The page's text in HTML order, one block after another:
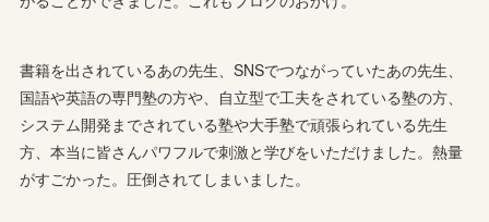
書籍を出されているあの先生、SNSでつながっていたあの先生、
国語や英語の専門塾の方や、自立型で工夫をされている塾の方、
システム開発までされている塾や大手塾で頑張られている先生
方、本当に皆さんパワフルで刺激と学びをいただけました。熱量
がすごかった。圧倒されてしまいました。